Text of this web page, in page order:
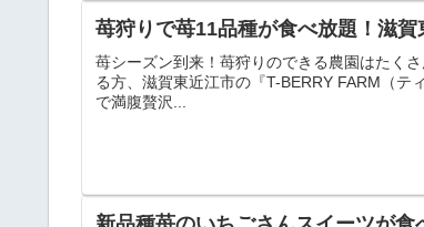
苺狩りで苺11品種が食べ放題！滋賀
苺シーズン到来！苺狩りのできる農園はたく
る方、滋賀東近江市の『T-BERRY FARM（
で満腹贅沢...